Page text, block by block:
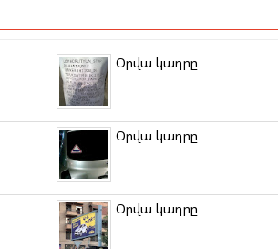
Օրվա կադրը
Օրվա կադրը
Օրվա կադրը